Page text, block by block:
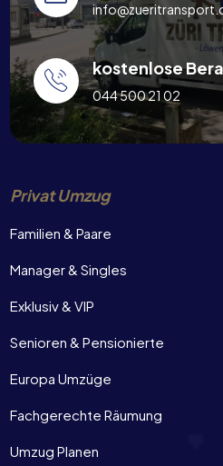
kostenlose
044 500 21 02
Privat Umzug
Familien & Paare
Manager & Singles
Exklusiv & VIP
Senioren & Pensionierte
Europa Umzüge
Fachgerechte Räumung
Umzug Planen